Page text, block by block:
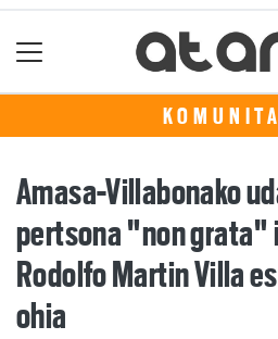
Amasa-Villabonako
pertsona "non grata"
Rodolfo Martin Villa
ohia